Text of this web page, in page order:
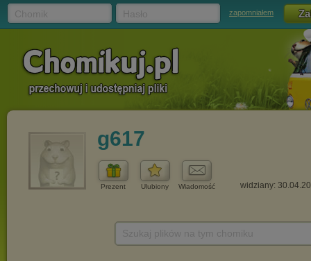
zapomniałem
g617
Prezent Ulubiony Wiadomość widziany: